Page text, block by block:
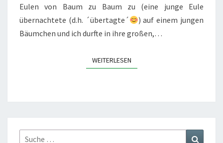
Eulen von Baum zu Baum zu (eine junge Eule
übernachtete (d.h. ´übertagte´
) auf einem jungen
Bäumchen und ich durfte in ihre großen,…
WEITERLESENWEITERLESEN
Suche